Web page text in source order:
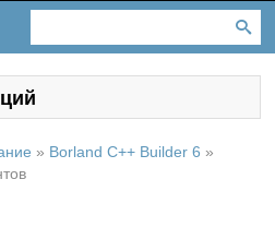
» Borland C++ Builder 6 »